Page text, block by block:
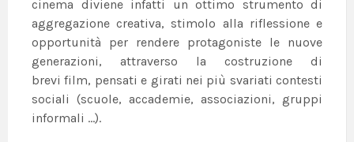
cinema diviene infatti un ottimo strumento di
aggregazione creativa, stimolo alla riflessione e
opportunità per rendere protagoniste le nuove
generazioni, attraverso la costruzione di
brevi film, pensati e girati nei più svariati contesti
sociali (scuole, accademie, associazioni, gruppi
informali …).